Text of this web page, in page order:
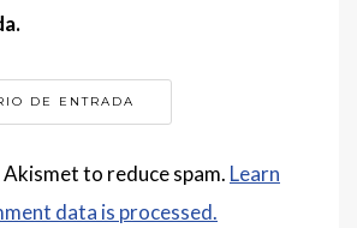
to reduce spam. Learn
data is processed.